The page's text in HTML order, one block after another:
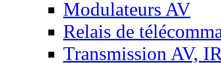
Modulateurs AV
Relais de
Transmission AV,